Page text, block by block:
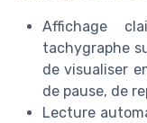
Affichage
tachygraphe
de visualiser
de pause, de
Lecture